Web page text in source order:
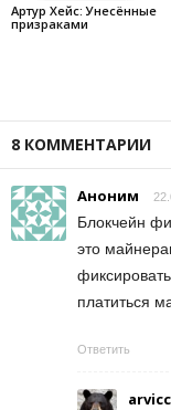
Артур Хейс: Унесённые
призраками
8 КОММЕНТАРИИ
Аноним
Блокчейн
это
платиться
Ответить